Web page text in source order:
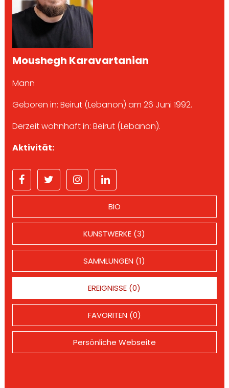
Moushegh Karavartanian
Mann
Geboren in: Beirut (Lebanon) am 26 Juni 1992.
Derzeit wohnhaft in: Beirut (Lebanon).
Aktivität:
BIO
KUNSTWERKE (3)
SAMMLUNGEN (1)
EREIGNISSE (0)
FAVORITEN (0)
Persönliche Webseite